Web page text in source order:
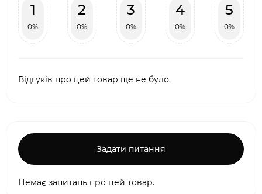
1
0%
2
0%
3
0%
4
0%
5
0%
Відгуків про цей товар ще не було.
Задати питання
Немає запитань про цей товар.